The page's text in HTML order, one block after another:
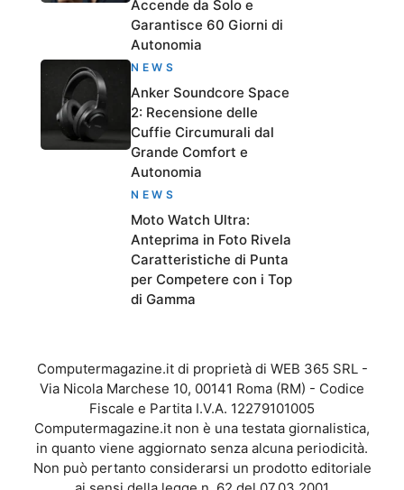
Accende da Solo e
Garantisce 60 Giorni di
Autonomia
NEWS
Anker Soundcore Space
2: Recensione delle
Cuffie Circumurali dal
Grande Comfort e
Autonomia
NEWS
Moto Watch Ultra:
Anteprima in Foto Rivela
Caratteristiche di Punta
per Competere con i Top
di Gamma
Computermagazine.it di proprietà di WEB 365 SRL -
Via Nicola Marchese 10, 00141 Roma (RM) - Codice
Fiscale e Partita I.V.A. 12279101005
Computermagazine.it non è una testata giornalistica,
in quanto viene aggiornato senza alcuna periodicità.
Non può pertanto considerarsi un prodotto editoriale